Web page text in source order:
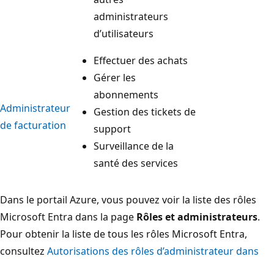
administrateurs
d’utilisateurs
Administrateur
de facturation
Effectuer des achats
Gérer les
abonnements
Gestion des tickets de
support
Surveillance de la
santé des services
Dans le portail Azure, vous pouvez voir la liste des rôles
Microsoft Entra dans la page Rôles et administrateurs.
Pour obtenir la liste de tous les rôles Microsoft Entra,
consultez Autorisations des rôles d’administrateur dans